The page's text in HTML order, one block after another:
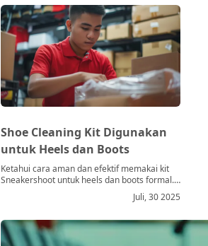
Shoe Cleaning Kit Digunakan
untuk Heels dan Boots
Ketahui cara aman dan efektif memakai kit
Sneakershoot untuk heels dan boots formal.
Teknik foam & sikat khusus untuk kulit, suede
Juli, 30 2025